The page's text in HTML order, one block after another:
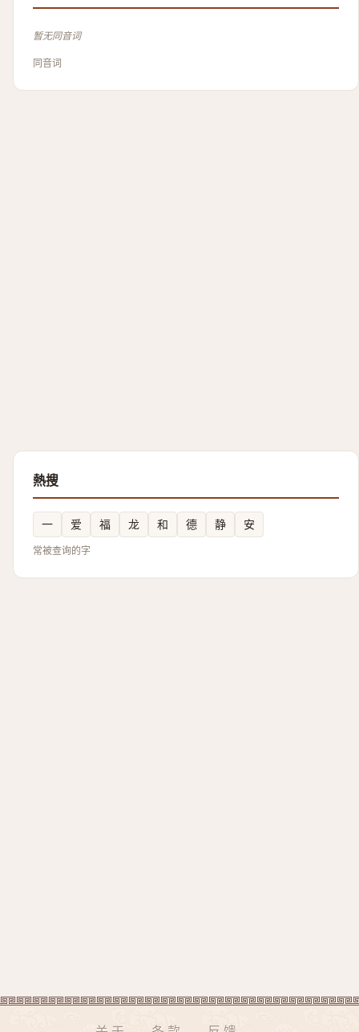
暂无同音词
同音词
熱搜
一 爱 福 龙 和 德 静 安
常被查询的字